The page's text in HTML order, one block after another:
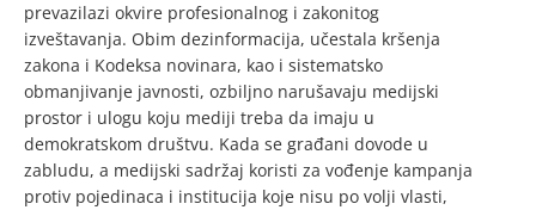
prevazilazi okvire profesionalnog i zakonitog
izveštavanja. Obim dezinformacija, učestala kršenja
zakona i Kodeksa novinara, kao i sistematsko
obmanjivanje javnosti, ozbiljno narušavaju medijski
prostor i ulogu koju mediji treba da imaju u
demokratskom društvu. Kada se građani dovode u
zabludu, a medijski sadržaj koristi za vođenje kampanja
protiv pojedinaca i institucija koje nisu po volji vlasti,